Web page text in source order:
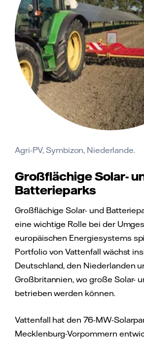
Agri-PV, Symbizon, Niederlande.
Großflächige Solar-
Batterieparks
Großflächige Solar- und
eine wichtige Rolle bei der
europäischen Energiesystems
Portfolio von Vattenfall wächst
Deutschland, den Niederlanden
Großbritannien, wo große Solar-
betrieben werden können.
Vattenfall hat den 76-MW-
Mecklenburg-Vorpommern